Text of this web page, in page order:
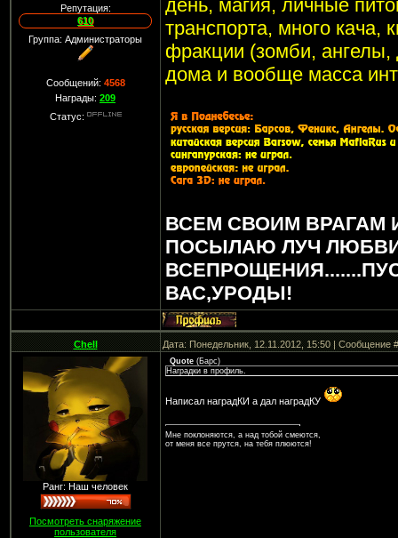
Репутация:
610
Группа: Администраторы
Сообщений: 4568
Награды: 209
Статус:
день, магия, личные
транспорта, много кача,
фракции (зомби,
дома и вообще масса
ВСЕМ СВОИМ ВРАГАМ
ПОСЫЛАЮ ЛУЧ
ВАС,УРОДЫ!
Chell Дата: Понедельник, 12.11.2012, 15:50 | Сообщение
Ранг: Наш человек
Посмотреть снаряжение
пользователя
Quote(Барс)
Наградки в профиль.
Написал наградКИ а дал наградКУ
Мне поклоняются, а над тобой смеются,
от меня все прутся, на тебя плюются!